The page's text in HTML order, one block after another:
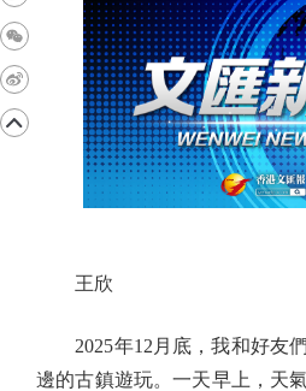
王欣
2025年12月底，我和好友們
邊的古鎮遊玩。一天早上，天